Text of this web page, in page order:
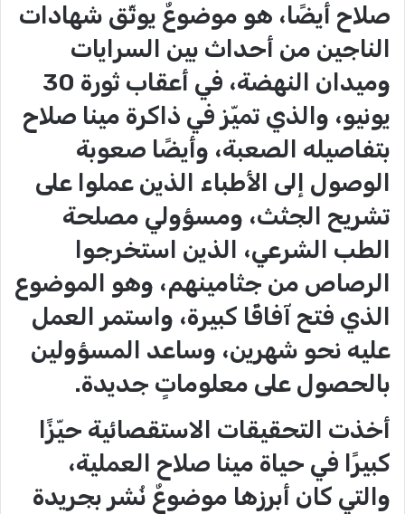
صلاح أيضًا، هو موضوعٌ يوثّق شهادات
الناجين من أحداث بين السرايات
وميدان النهضة، في أعقاب ثورة 30
يونيو، والذي تميّز في ذاكرة مينا صلاح
بتفاصيله الصعبة، وأيضًا صعوبة
الوصول إلى الأطباء الذين عملوا على
تشريح الجثث، ومسؤولي مصلحة
الطب الشرعي، الذين استخرجوا
الرصاص من جثامينهم، وهو الموضوع
الذي فتح آفاقًا كبيرة، واستمر العمل
عليه نحو شهرين، وساعد المسؤولين
بالحصول على معلوماتٍ جديدة.
أخذت التحقيقات الاستقصائية حيّزًا
كبيرًا في حياة مينا صلاح العملية،
والتي كان أبرزها موضوعٌ نُشر بجريدة